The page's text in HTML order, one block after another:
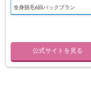
全身脱毛6回パックプラン
公式サイトを見る